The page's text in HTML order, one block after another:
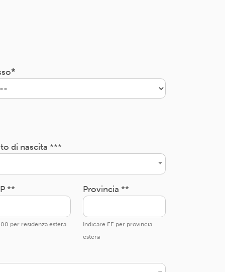
di nascita ***
**
per residenza estera
Provincia **
Indicare EE per provincia
estera